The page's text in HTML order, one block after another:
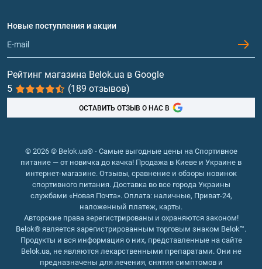
Обмен и возврат
Протеин
Гейнеры
Витамины и минералы
Рыбий жир, жирные кислоты
Новые поступления и акции
Рейтинг магазина Belok.ua в Google
5
(189 отзывов)
ОСТАВИТЬ ОТЗЫВ О НАС В
© 2026 © Belok.ua® - Самые выгодные цены на Спортивное
питание — от новичка до качка! Продажа в Киеве и Украине в
интернет-магазине. Отзывы, сравнение и обзоры новинок
спортивного питания. Доставка во все города Украины
службами «Новая Почта». Оплата: наличные, Приват-24,
наложенный платеж, карты.
Авторские права зерегистрированы и охраняются законом!
Belok® является зарегистрированным торговым знаком Belok™.
Продукты и вся информация о них, представленные на сайте
Belok.ua, не являются лекарственными препаратами. Они не
предназначены для лечения, снятия симптомов и